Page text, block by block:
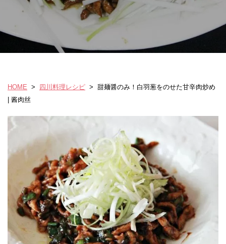
HOME > 四川料理レシピ > 甜麺醤のみ！白羽葱をのせた甘辛肉炒め
| 酱肉丝